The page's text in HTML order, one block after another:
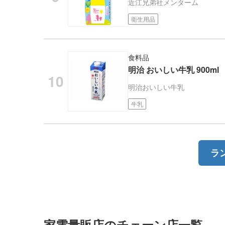
近江兄弟社メンターム
衛生用品
食料品
明治 おいしい牛乳 900ml
明治おいしい牛乳
牛乳
ラ